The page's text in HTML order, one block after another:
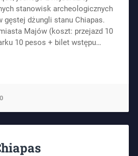
stanowisk archeologicznych
gęstej dżungli stanu Chiapas.
Majów (koszt: przejazd 10
10 pesos + bilet wstępu…
0